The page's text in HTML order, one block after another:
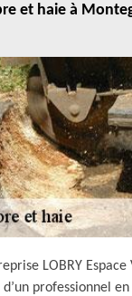
et haie à
LOBRY
professionnel en